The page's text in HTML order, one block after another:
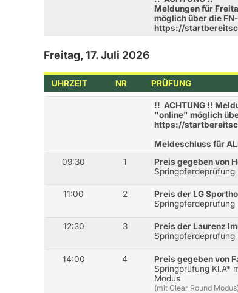
Meldungen für
möglich über die
https://
Freitag, 17. Juli 2026
UHRZEIT NR PRÜFUNG
!! ACHTUNG !!
"online" möglich
https://
Meldeschluss für
09:30
1
Preis gegeben von
Springpferdeprüfung
11:00 2
Preis der LG
12:30 3
Preis der Laurenz
Springpferdeprüfung
14:00 4
Preis gegeben von
Springprüfung Kl.A*
Modus
(mit Clear Round Modus)